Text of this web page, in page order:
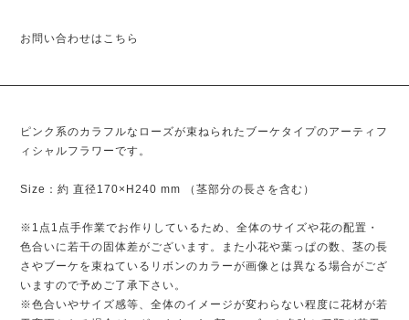
お問い合わせはこちら
ピンク系のカラフルなローズが束ねられたブーケタイプのアーティフ
ィシャルフラワーです。
Size：約 直径170×H240 mm （茎部分の長さを含む）
※1点1点手作業でお作りしているため、全体のサイズや花の配置・
色合いに若干の固体差がございます。また小花や葉っぱの数、茎の長
さやブーケを束ねているリボンのカラーが画像とは異なる場合がござ
いますので予めご了承下さい。
※色合いやサイズ感等、全体のイメージが変わらない程度に花材が若